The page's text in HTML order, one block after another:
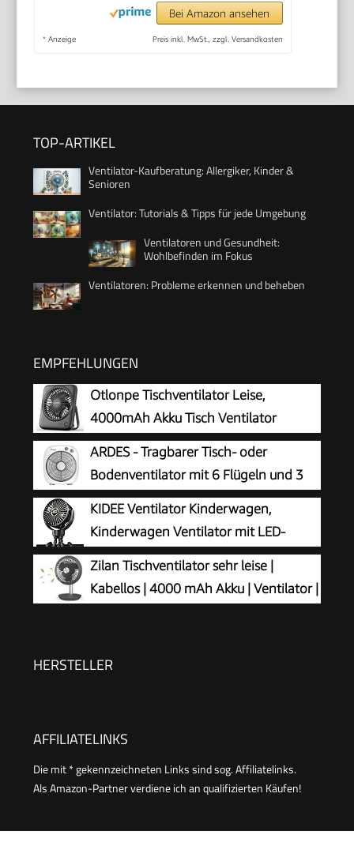
Bei Amazon ansehen
* Anzeige Preis inkl. MwSt., zzgl. Versandkosten
TOP-ARTIKEL
Ventilator-Kaufberatung: Allergiker, Kinder &
Senioren
Ventilator: Tutorials & Tipps für jede Umgebung
Ventilatoren und Gesundheit:
Wohlbefinden im Fokus
Ventilatoren: Probleme erkennen und beheben
EMPFEHLUNGEN
Otlonpe Tischventilator Leise,
4000mAh Akku Tisch Ventilator
Tragbar, 4-Speed Tischventilatoren
Klein, 180° Klappbarer USB Ventilator für Büro,
Schlafzimmer, Reisen
ARDES - Tragbarer Tisch- oder
Bodenventilator mit 6 Flügeln und 3
Intensitätsstufen und 360-Grad-
Drehung, Bodenventilator Box Floor AR5B24,
Weiß
KIDEE Ventilator Kinderwagen,
Kinderwagen Ventilator mit LED-
Display, 3 Geschwindigkeiten, USB
wiederaufladbar, Mini Clip-Ventilator für Baby,
Reise, Outdoor und Schreibtisch, Tiefschwarz
Zilan Tischventilator sehr leise |
Kabellos | 4000 mAh Akku | Ventilator |
Stufen | 15 h kabelloser Betrieb
HERSTELLER
AFFILIATELINKS
Die mit * gekennzeichneten Links sind sog. Affiliatelinks.
Als Amazon-Partner verdiene ich an qualifizierten Käufen!